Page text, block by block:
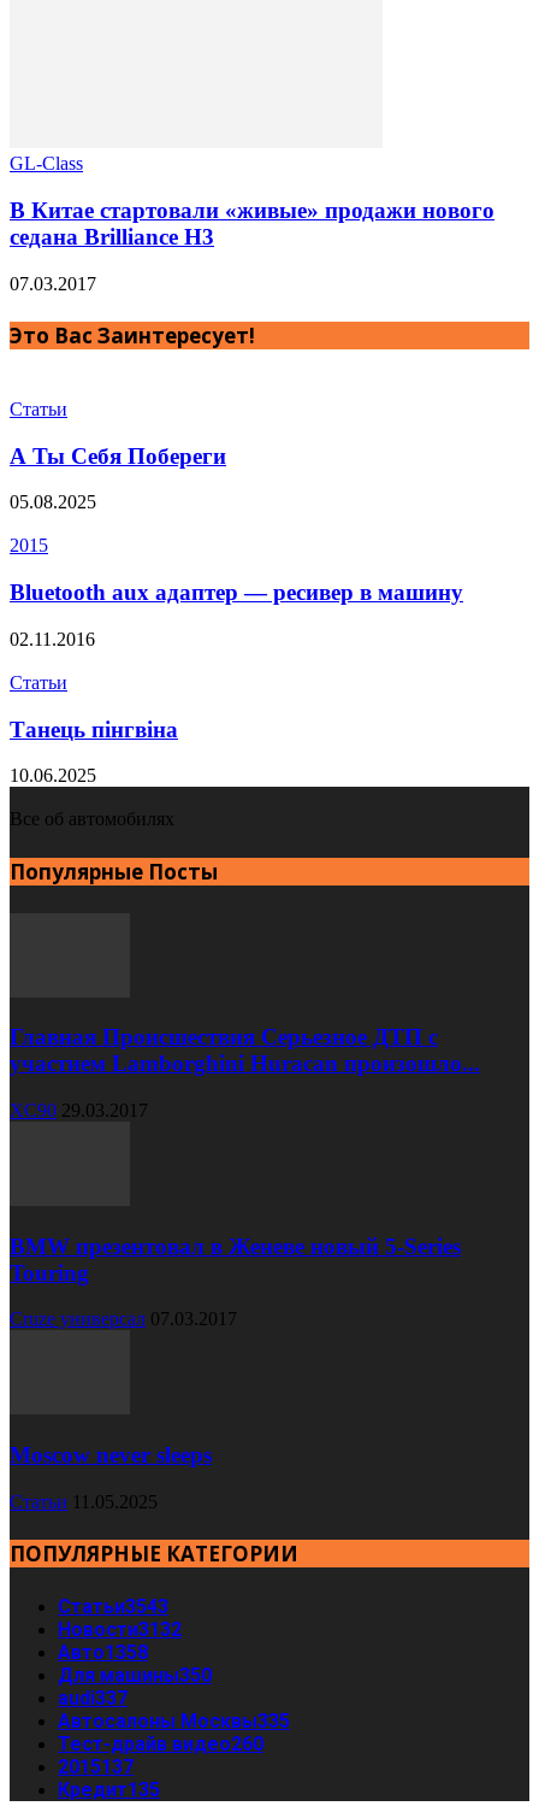
GL-Class
В Китае стартовали «живые» продажи нового
седана Brilliance H3
07.03.2017
Это Вас Заинтересует!
Статьи
А Ты Себя Побереги
05.08.2025
2015
Bluetooth aux адаптер — ресивер в машину
02.11.2016
Статьи
Танець пiнгвiна
10.06.2025
Все об автомобилях
Популярные Посты
Главная Происшествия Серьезное ДТП с
участием Lamborghini Huracan произошло...
XC90 29.03.2017
BMW презентовал в Женеве новый 5-Series
Touring
Cruze универсал 07.03.2017
Moscow never sleeps
Статьи 11.05.2025
ПОПУЛЯРНЫЕ КАТЕГОРИИ
Статьи3543
Новости3132
Авто1358
Для машины350
audi337
Автосалоны Москвы335
Тест-драйв видео260
2015137
Кредит135